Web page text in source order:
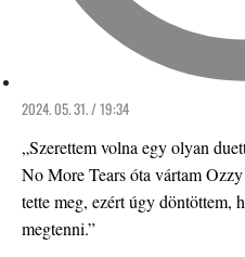
2024. 05. 31. / 19:34
„Szerettem volna egy olyan
No More Tears óta vártam
tette meg, ezért úgy döntöttem,
megtenni.”